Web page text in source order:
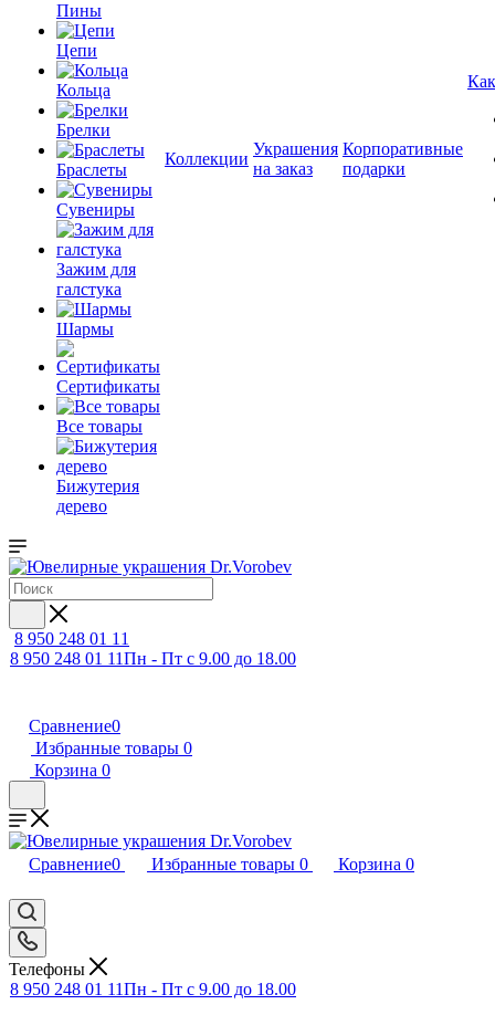
Пины
Цепи
Кольца
Брелки
Браслеты
Сувениры
Зажим для
галстука
Шармы
Сертификаты
Все товары
Бижутерия
дерево
Коллекции
Украшения
на заказ
Корпоративные
подарки
8 950 248 01 11
8 950 248 01 11Пн - Пт с 9.00 до 18.00
Сравнение0
Избранные товары 0
Корзина 0
Сравнение0 Избранные товары 0 Корзина 0
Телефоны
8 950 248 01 11Пн - Пт с 9.00 до 18.00